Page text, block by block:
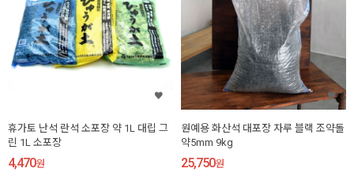
휴가토 난석 란석 소포장 약 1L 대립 그
린 1L 소포장
4,470원
원예용 화산석 대포장 자루 블랙 조약돌
약5mm 9kg
25,750원